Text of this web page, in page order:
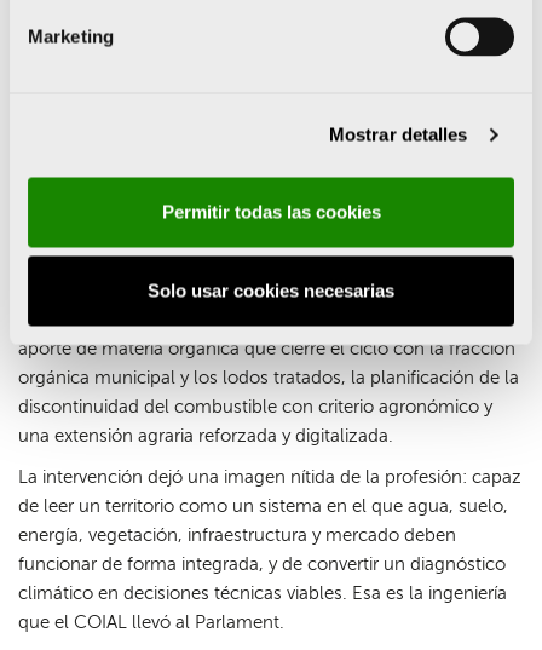
Marketing
Mostrar detalles
Permitir todas las cookies
Solo usar cookies necesarias
gastronómica, energía—, un carácter multifuncional que ha
otra infraestructura del país: igual que la Administración
construye carreteras, le corresponde proyectar los riegos de
apoyo, las actuaciones en montaña y la recarga de acuíferos;
mantener su oficio con mentalidad de mercado. Sobre esa
base, propuso un plan de aguas regeneradas para uso
agrario con recuperación de nutrientes, un programa de
aporte de materia orgánica que cierre el ciclo con la fracción
orgánica municipal y los lodos tratados, la planificación de la
discontinuidad del combustible con criterio agronómico y
una extensión agraria reforzada y digitalizada.
La intervención dejó una imagen nítida de la profesión: capaz
de leer un territorio como un sistema en el que agua, suelo,
energía, vegetación, infraestructura y mercado deben
funcionar de forma integrada, y de convertir un diagnóstico
climático en decisiones técnicas viables. Esa es la ingeniería
que el COIAL llevó al Parlament.